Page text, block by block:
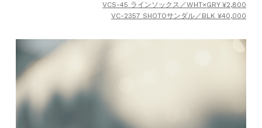
VCS-45 ラインソックス／WHT×GRY ¥2,800
VC-2357 SHOTOサンダル／BLK ¥40,000